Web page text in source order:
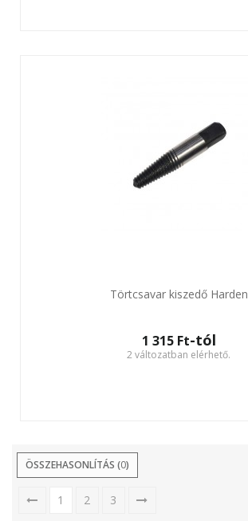
Törtcsavar kiszedő Harden
1 315 Ft‎-tól
2 változatban elérhető.
ÖSSZEHASONLÍTÁS (0)
1 2 3